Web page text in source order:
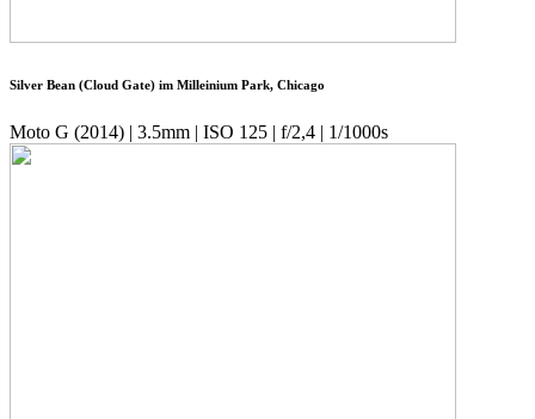
Silver Bean (Cloud Gate) im Milleinium Park, Chicago
Moto G (2014) | 3.5mm | ISO 125 | f/2,4 | 1/1000s